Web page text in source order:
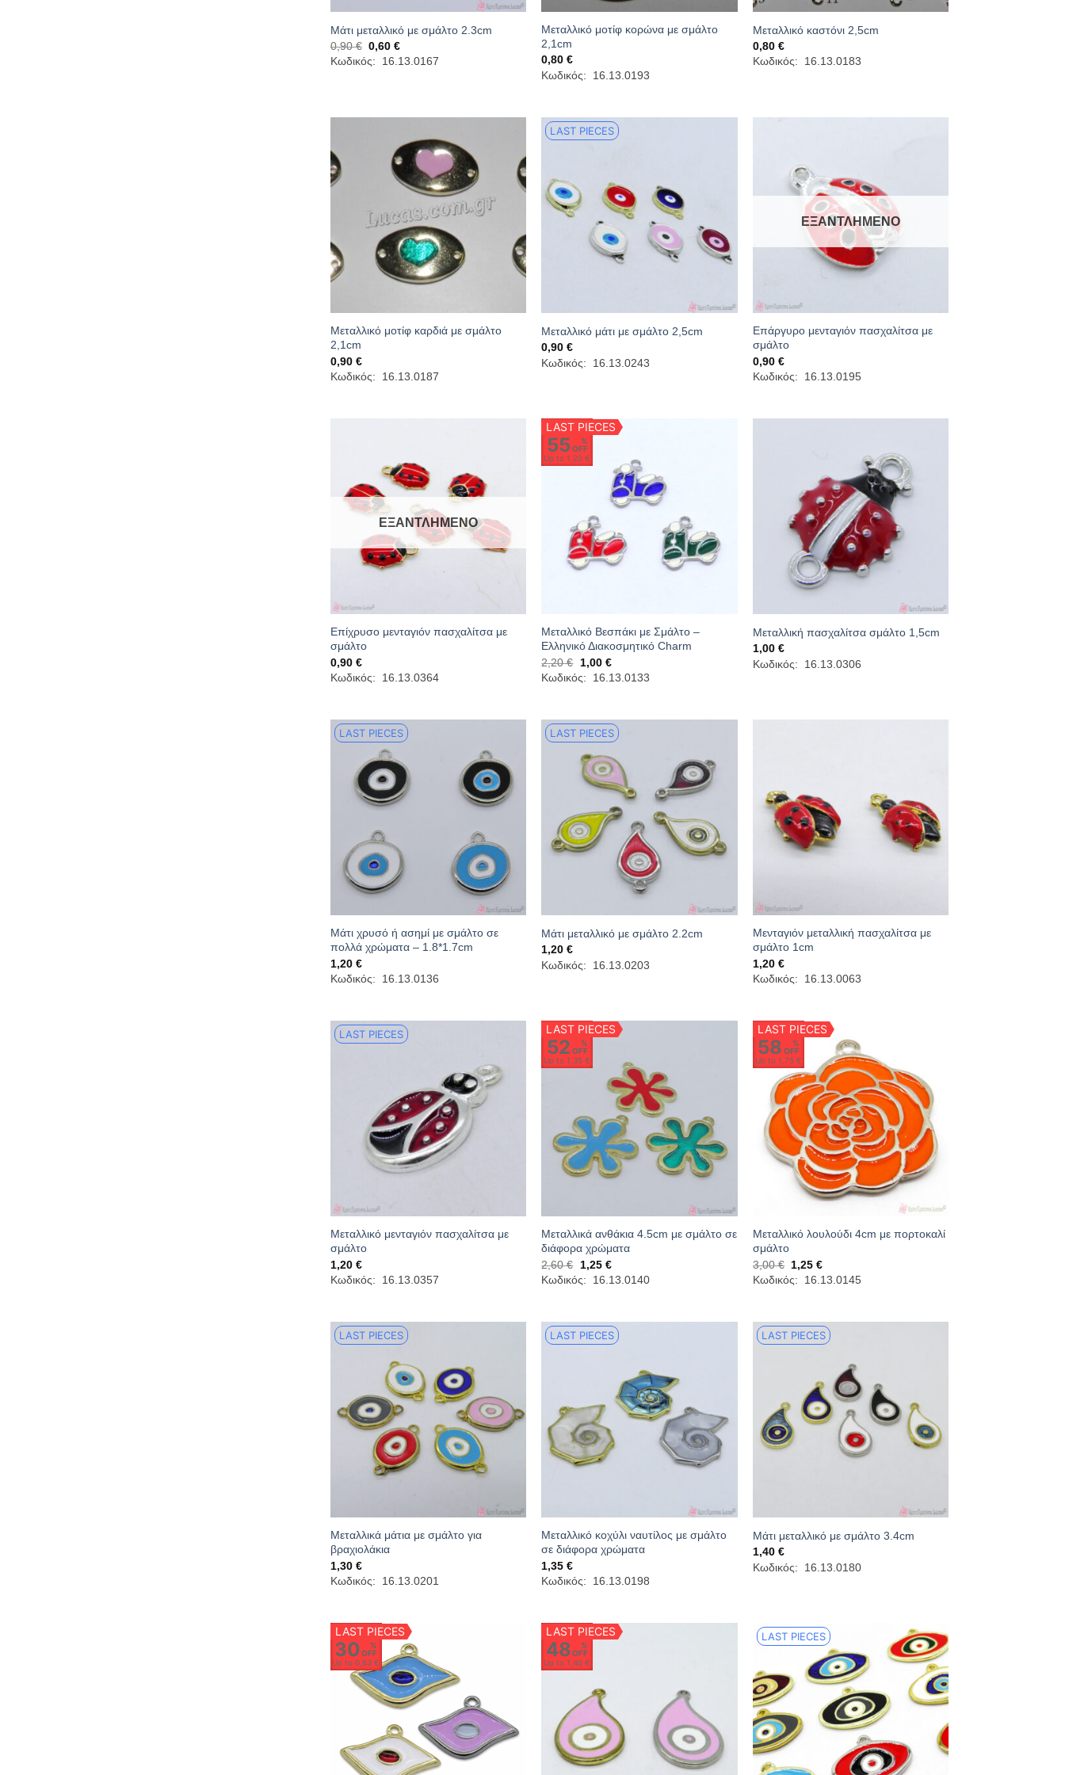
Μάτι μεταλλικό με σμάλτο 2.3cm
0,90€ Original
price
was:
0,60€Η
τρέχουσα
τιμή
Κωδικός: 16.13.0167
Μεταλλικό μοτίφ κορώνα με σμάλτο
2,1cm
0,80€
Κωδικός: 16.13.0193
Μεταλλικό καστόνι 2,5cm
0,80€
Κωδικός: 16.13.0183
Μεταλλικό μοτίφ καρδιά με σμάλτο
2,1cm
0,90 €
Κωδικός: 16.13.0187
LAST PIECES
Μεταλλικό μάτι με σμάλτο 2,5cm
0,90€
Κωδικός: 16.13.0243
ΕΞΑΝΤΛΗΜΈΝΟ
Επάργυρο μενταγιόν πασχαλίτσα με
σμάλτο
0,90€
Κωδικός: 16.13.0195
ΕΞΑΝΤΛΗΜΈΝΟ
Επίχρυσο μενταγιόν πασχαλίτσα με
σμάλτο
0,90 €
Κωδικός: 16.13.0364
LAST PIECES
55
%
OFF
Up to1,20 €
Μεταλλικό Βεσπάκι με Σμάλτο –
Ελληνικό Διακοσμητικό Charm
2,20€ Original
price
was:
1,00 €Η
τρέχουσα
τιμή
Κωδικός: 16.13.0133
Μεταλλική πασχαλίτσα σμάλτο 1,5cm
1,00€
Κωδικός: 16.13.0306
LAST PIECES
Μάτι χρυσό ή ασημί με σμάλτο σε
πολλά χρώματα – 1.8*1.7cm
1,20 €
Κωδικός: 16.13.0136
LAST PIECES
Μάτι μεταλλικό με σμάλτο 2.2cm
1,20€
Κωδικός: 16.13.0203
Μενταγιόν μεταλλική πασχαλίτσα με
σμάλτο 1cm
1,20€
Κωδικός: 16.13.0063
LAST PIECES
Μεταλλικό μενταγιόν πασχαλίτσα με
σμάλτο
1,20 €
Κωδικός: 16.13.0357
LAST PIECES
52
%
OFF
Up to1,35 €
Μεταλλικά ανθάκια 4.5cm με σμάλτο σε
διάφορα χρώματα
2,60€ Original
price
was:
1,25 €Η
τρέχουσα
τιμή
Κωδικός: 16.13.0140
LAST PIECES
58
%
OFF
Up to1,75 €
Μεταλλικό λουλούδι 4cm με πορτοκαλί
σμάλτο
3,00€ Original
price
was:
1,25€Η
τρέχουσα
τιμή
Κωδικός: 16.13.0145
LAST PIECES
Μεταλλικά μάτια με σμάλτο για
βραχιολάκια
1,30 €
Κωδικός: 16.13.0201
LAST PIECES
Μεταλλικό κοχύλι ναυτίλος με σμάλτο
σε διάφορα χρώματα
1,35€
Κωδικός: 16.13.0198
LAST PIECES
Μάτι μεταλλικό με σμάλτο 3.4cm
1,40€
Κωδικός: 16.13.0180
LAST PIECES
30
%
OFF
Up to0,63 €
LAST PIECES
48
%
OFF
Up to1,40 €
LAST PIECES